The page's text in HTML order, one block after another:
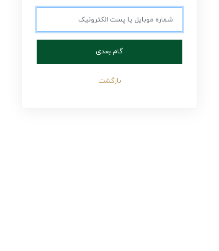
گام بعدی
بازگشت